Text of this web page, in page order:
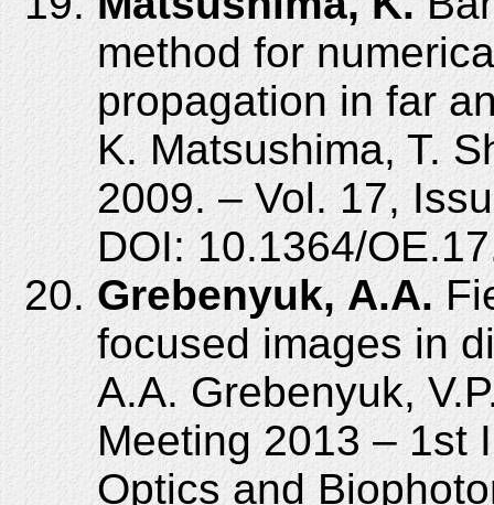
method for
propagation in far
K. Matsushima, T.
2009. – Vol. 17,
DOI: 10.1364/
Grebenyuk, A.A.
focused images in
A.A. Grebenyuk,
Meeting 2013 – 1st
Optics and